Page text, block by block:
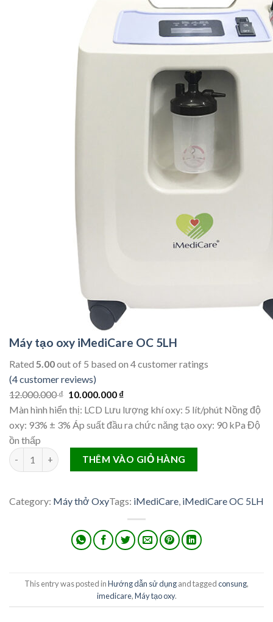
Máy tạo oxy iMediCare OC 5LH
Rated 5.00out of 5 based on 4customer ratings
(4 customer reviews)
12.000.000₫ O
r
i
n
l
10.000.000 ₫C
u
r
e
n
p
i
c
Màn hình hiển thị: LCD Lưu lượng khí oxy: 5 lít/phút Nồng độ
oxy: 93% ± 3% Áp suất đầu ra chức năng tạo oxy: 90 kPa Độ
ồn thấp
Máy tạo oxy iMediCare OC 5LH quantity
THÊM VÀO GIỎ HÀNG
Category: Máy thở OxyTags: iMediCare, iMediCare OC 5LH
This entry was posted inHướng dẫn sử dụngand taggedconsung,
imedicare,Máy tạo oxy.